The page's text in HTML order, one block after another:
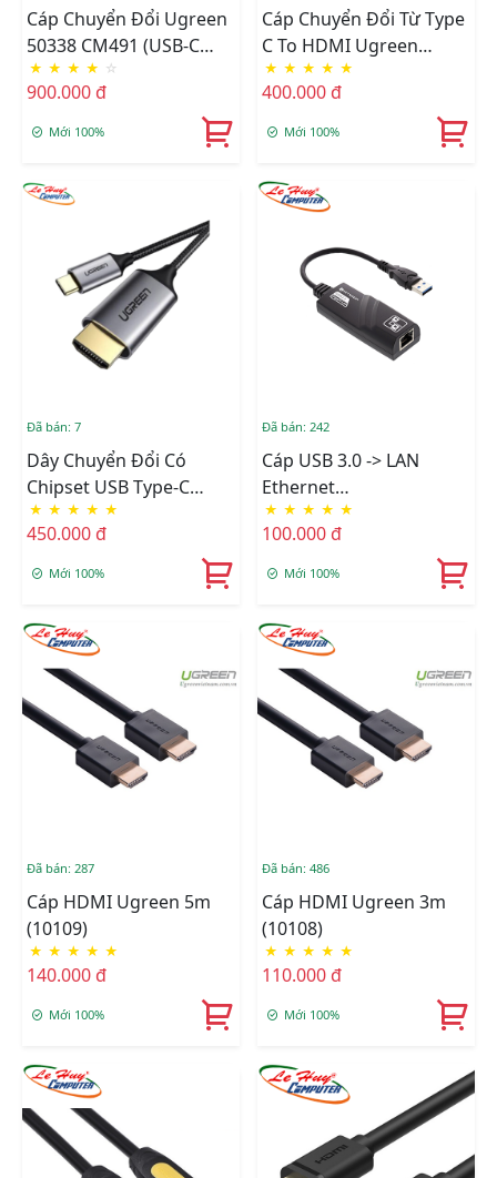
Cáp Chuyển Đổi Ugreen
50338 CM491 (USB-C
Sang HDMI, 7cm, 8K
60Hz)
★ ★ ★ ★ ☆
900.000 đ
Mới 100%
Cáp Chuyển Đổi Từ Type
C To HDMI Ugreen
(70444)
★ ★ ★ ★ ★
400.000 đ
Mới 100%
Đã bán: 7
Dây Chuyển Đổi Có
Chipset USB Type-C
Sang HDMI Dài 1.5M
Ugreen (50570)
★ ★ ★ ★ ★
450.000 đ
Mới 100%
Đã bán: 242
Cáp USB 3.0 -> LAN
Ethernet
10/100/1000Mbps
★ ★ ★ ★ ★
100.000 đ
Mới 100%
Đã bán: 287
Cáp HDMI Ugreen 5m
(10109)
★ ★ ★ ★ ★
140.000 đ
Mới 100%
Đã bán: 486
Cáp HDMI Ugreen 3m
(10108)
★ ★ ★ ★ ★
110.000 đ
Mới 100%